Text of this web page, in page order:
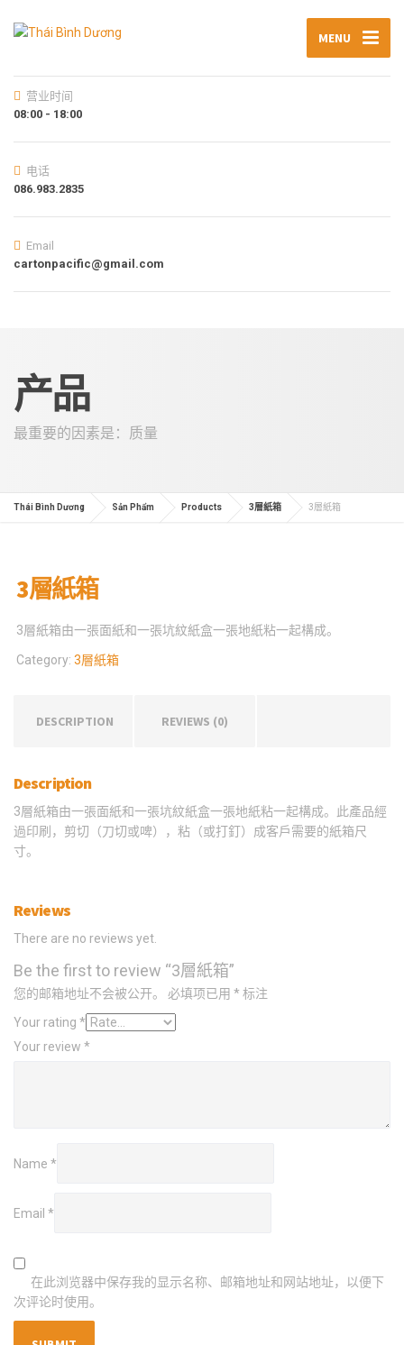
MENU
营业时间
08:00 - 18:00
电话
086.983.2835
Email
cartonpacific@gmail.com
产品
最重要的因素是：质量
Thái Bình Dương Sản Phẩm Products 3層紙箱 3層紙箱
3層紙箱
3層紙箱由一張面紙和一張坑紋紙盒一張地紙粘一起構成。
Category: 3層紙箱
DESCRIPTION REVIEWS (0)
Description
3層紙箱由一張面紙和一張坑紋紙盒一張地紙粘一起構成。此產品經
過印刷，剪切（刀切或啤），粘（或打釘）成客戶需要的紙箱尺
寸。
Reviews
There are no reviews yet.
Be the first to review “3層紙箱”
您的邮箱地址不会被公开。 必填项已用 * 标注
Your rating *
Your review *
Name *
Email *
在此浏览器中保存我的显示名称、邮箱地址和网站地址，以便下
次评论时使用。